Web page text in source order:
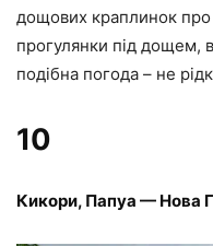
дощових краплинок про
прогулянки під дощем,
подібна погода – не
10
Кикори, Папуа — Нова